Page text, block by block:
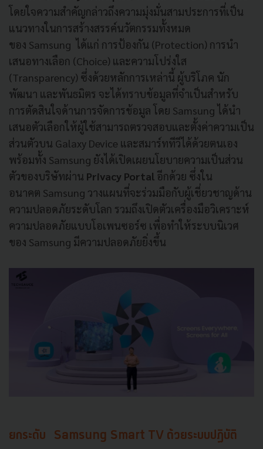
โดยใจความสำคัญกล่าวถึงความมุ่งมั่นสามประการที่เป็น
แนวทางในการสร้างสรรค์นวัตกรรมทั้งหมด
ของ Samsung ได้แก่ การป้องกัน (Protection) การนำ
เสนอทางเลือก (Choice) และความโปร่งใส
(Transparency) ซึ่งด้วยหลักการเหล่านี้ ผู้บริโภค นัก
พัฒนา และพันธมิตร จะได้ทราบข้อมูลที่จำเป็นสำหรับ
การตัดสินใจด้านการจัดการข้อมูล โดย Samsung ได้นำ
เสนอตัวเลือกให้ผู้ใช้สามารถตรวจสอบและตั้งค่าความเป็น
ส่วนตัวบน Galaxy Device และสมาร์ททีวีได้ด้วยตนเอง
พร้อมทั้ง Samsung ยังได้เปิดเผยนโยบายความเป็นส่วน
ตัวของบริษัทผ่าน Privacy Portal อีกด้วย ซึ่งใน
อนาคต Samsung วางแผนที่จะร่วมมือกับผู้เชี่ยวชาญด้าน
ความปลอดภัยระดับโลก รวมถึงเปิดตัวเครื่องมือวิเคราะห์
ความปลอดภัยแบบโอเพนซอร์ซ เพื่อทำให้ระบบนิเวศ
ของ Samsung มีความปลอดภัยยิ่งขึ้น
ยกระดับ Samsung Smart TV ด้วยระบบปฏิบัติ